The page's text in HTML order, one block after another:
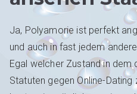
Ja, Polyamorie ist perfekt
und auch in fast jedem
Egal welcher Zustand in dem
Statuten gegen Online-